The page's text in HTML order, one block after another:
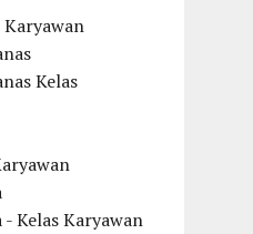
Kelas
Kelas Karyawan